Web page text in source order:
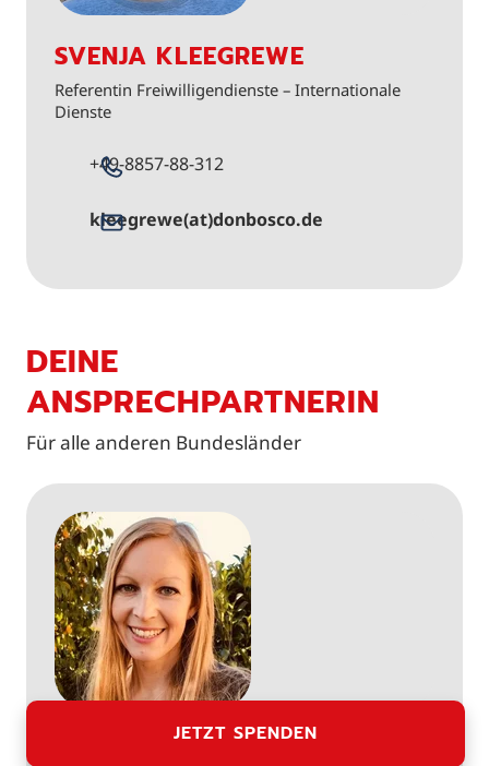
JETZT SPENDEN
SVENJA KLEEGREWE
Referentin Freiwilligendienste – Internationale
Dienste
+49-8857-88-312
kleegrewe(at)donbosco.de
DEINE
ANSPRECHPARTNERIN
Für alle anderen Bundesländer
HEIKE STRECKE